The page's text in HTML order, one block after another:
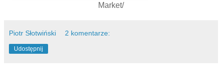
Market/
Piotr Słotwiński 2 komentarze:
Udostępnij